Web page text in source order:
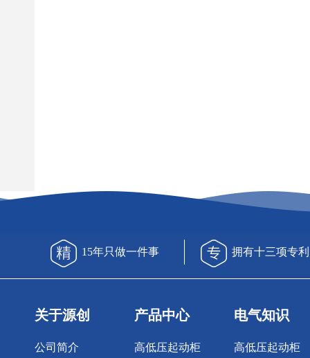
15年只做一件事 拥有十三项专利
关于源创
公司简介
产品中心
高低压起动柜
电气知识
高低压起动柜